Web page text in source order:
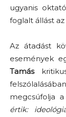
ugyanis
foglalt állást
Az átadást
események
Tamás
megcsúfolja
értik: